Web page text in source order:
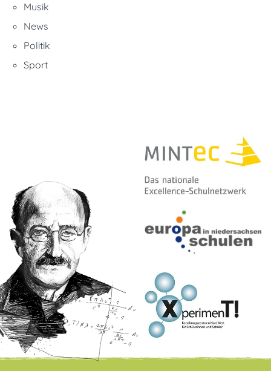
Musik
News
Politik
Sport